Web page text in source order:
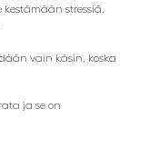
stressiä,
vain käsin, koska
ja se on